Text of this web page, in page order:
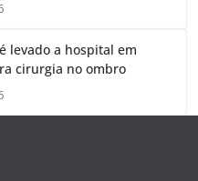
levado a hospital em
cirurgia no ombro